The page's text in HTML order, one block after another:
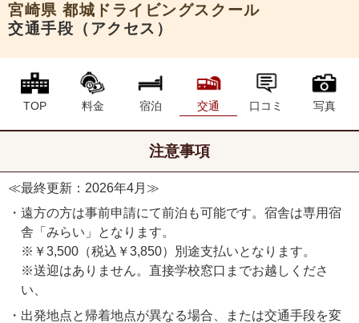
宮崎県 都城ドライビングスクール
交通手段（アクセス）
TOP 料金 宿泊 交通 口コミ 写真
注意事項
≪最終更新：2026年4月≫
・遠方の方は事前申請にて前泊も可能です。宿舎は専用宿
舎「みらい」となります。
※￥3,500（税込￥3,850）別途支払いとなります。
※送迎はありません。直接学校窓口までお越しくださ
い、
・出発地点と帰着地点が異なる場合、または交通手段を変